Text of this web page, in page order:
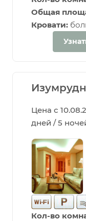
Общая
Кровати:
Цена с
дней / 5
Кол-во